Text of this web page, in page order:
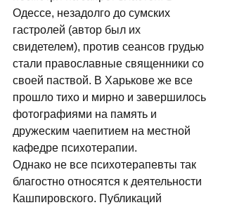
Одессе, незадолго до сумских
гастролей (автор был их
свидетелем), против сеансов грудью
стали православные священники со
своей паствой. В Харькове же все
прошло тихо и мирно и завершилось
фотографиями на память и
дружеским чаепитием на местной
кафедре психотерапии.
Однако не все психотерапевты так
благостно относятся к деятельности
Кашпировского. Публикаций